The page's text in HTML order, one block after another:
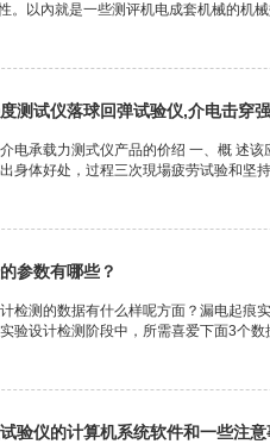
。以內就是一些测评机电成套机械的机
测试仪落球回弹试验仪,介电击穿
电承载力测式仪产品的价绍 一、概 述
身体好处，过程三次現場疲劳试验和坚
参数有哪些？
检测的数据有什么样呢方面？漏电起痕
验设计检测阶段中，所需喜爱下面3个
验仪的计算机系统软件和一些注意